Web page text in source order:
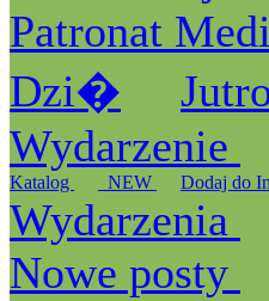
Patronat
Dzi�
Wydarzenie
Katalog _NEW Dodaj do
Wydarzenia
Nowe posty